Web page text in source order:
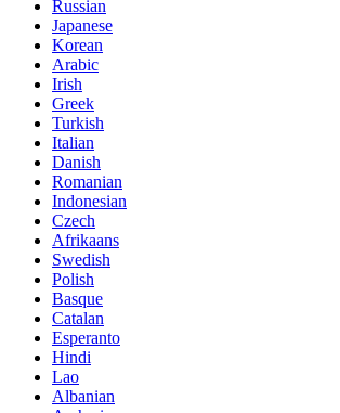
Russian
Japanese
Korean
Arabic
Irish
Greek
Turkish
Italian
Danish
Romanian
Indonesian
Czech
Afrikaans
Swedish
Polish
Basque
Catalan
Esperanto
Hindi
Lao
Albanian